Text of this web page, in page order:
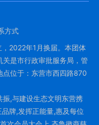
方式
2022年1月换届。本团体
是市行政审批服务局，管
点位于：东营市西四路870
,与建设生态文明东营携
牌,发挥正能量,惠及每位